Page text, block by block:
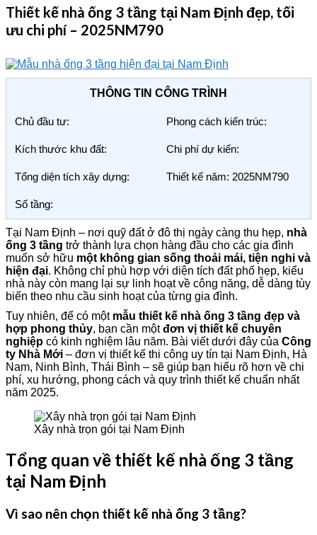
Thiết kế nhà ống 3 tầng tại Nam Định đẹp, tối
ưu chi phí – 2025NM790
THÔNG TIN CÔNG TRÌNH
Chủ đầu tư: Phong cách kiến trúc:
Kích thước khu đất: Chi phí dự kiến:
Tổng diện tích xây dựng: Thiết kế năm: 2025NM790
Số tầng:
Tại Nam Định – nơi quỹ đất ở đô thị ngày càng thu hẹp, nhà
ống 3 tầng trở thành lựa chọn hàng đầu cho các gia đình
muốn sở hữu một không gian sống thoải mái, tiện nghi và
hiện đại. Không chỉ phù hợp với diện tích đất phố hẹp, kiểu
nhà này còn mang lại sự linh hoạt về công năng, dễ dàng tùy
biến theo nhu cầu sinh hoạt của từng gia đình.
Tuy nhiên, để có một mẫu thiết kế nhà ống 3 tầng đẹp và
hợp phong thủy, bạn cần mộtđơn vị thiết kế chuyên
nghiệp có kinh nghiệm lâu năm. Bài viết dưới đây của Công
ty Nhà Mới – đơn vị thiết kế thi công uy tín tại Nam Định, Hà
Nam, Ninh Bình, Thái Bình – sẽ giúp bạn hiểu rõ hơn về chi
phí, xu hướng, phong cách và quy trình thiết kế chuẩn nhất
năm 2025.
Xây nhà trọn gói tại Nam Định
Tổng quan về thiết kế nhà ống 3 tầng
tại Nam Định
Vì sao nên chọn thiết kế nhà ống 3 tầng?